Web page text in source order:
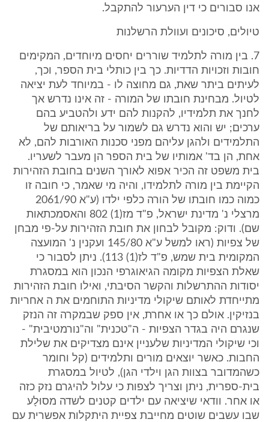
אנו סבורים כי דין הערעור להתקבל.
טיולים, סיכונים ועוולת הרשלנות
7. בין מורה לתלמיד שוררים יחסים מיוחדים, המקימים
חובות וזכויות הדדיות. כך בין כותלי בית הספר, וכך,
לעיתים ביתר שאת, גם מחוצה לו - במיוחד לעת יציאה
לטיול. מבחינת חובתו של המורה - זה אינו נדרש אך
לחנך את תלמידיו, להקנות להם ידע ולהטביע בהם
ערכים; יש והוא נדרש גם לשמור על בריאותם של
התלמידים ולהגן עליהם מפני סכנות האורבות להם, לא
אחת, הן בד' אמותיו של בית הספר הן מעבר לשעריו.
בית משפט זה הכיר אפוא לאורך השנים בחובת הזהירות
הקיימת בין מורה לתלמידו, והיה מי שאמר, כי חובה זו
כמוה כמו חובתו של הורה כלפי ילדו (ע"א 2061/90
מרצלי נ' מדינת ישראל, פ"ד מז(1) 802 והאסמכתאות
שם). ודוק: מקובל לבחון את חובת הזהירות על-פי מבחן
של צפיות (ראו למשל ע"א 145/80 ועקנין נ' המועצה
המקומית בית שמש, פ"ד לז(1) 113). ניתן לסבור כי
שאלת הצפיות מקומה הגיאוגרפי הנכון הוא במסגרת
יסודות ההתרשלות והקשר הסיבתי, ואילו חובת הזהירות
מתייחדת לאותם שיקולי מדיניות התוחמים את ה אחריות
בנזיקין. אולם כך או אחרת, אין ספק שבמקרה זה הנזק
שנגרם היה בגדר הצפיות - ה"טכנית" וה"נורמטיבית" -
וכי שיקולי המדיניות שלעניין אינם מצדיקים את שלילת
החבות. כאשר יוצאים מורים ותלמידים (קל וחומר
כשהמדובר בצוות הגן וילדי הגן), לטיול במסגרת
בית-ספרית, ניתן וצריך לצפות כי עלול להיגרם נזק כזה
או אחר. וודאי שיציאה עם ילדים קטנים לשדה מסוּלָע
שבו עשבים שוטים מחייבת צפיית היתקלות אפשרית עם